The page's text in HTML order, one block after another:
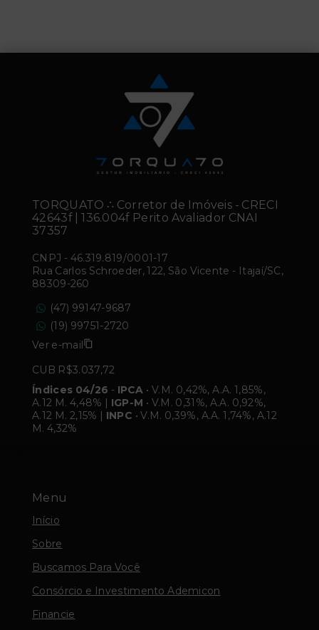
Menu
Início
Sobre
Buscamos Para Você
Consórcio e Investimento Ademicon
Financie
TORQUATO ∴ Corretor de Imóveis - CRECI
42643f | 136.004f Perito Avaliador CNAI
37357
CNPJ - 46.319.819/0001-17
Rua Carlos Schroeder, 122, São Vicente - Itajaí/SC,
88309-260
(47) 99147-9687
(19) 99751-2720
Ver e-mail
CUB R$3.037,72
Índices 04/26 - IPCA • V.M. 0,42%, A.A. 1,85%,
A.12 M. 4,48% | IGP-M • V.M. 0,31%, A.A. 0,92%,
A.12 M. 2,15% | INPC • V.M. 0,39%, A.A. 1,74%, A.12
M. 4,32%